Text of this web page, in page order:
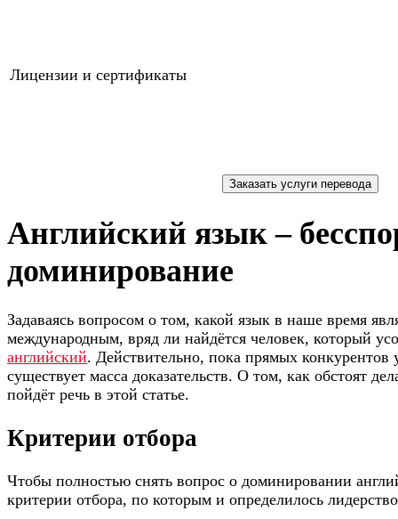
Лицензии и сертификаты
Английский язык –
доминирование
Задаваясь вопросом о том, какой язык в наше время
международным, вряд ли найдётся человек, который
английский. Действительно, пока прямых конкурентов
существует масса доказательств. О том, как обстоят
пойдёт речь в этой статье.
Критерии отбора
Чтобы полностью снять вопрос о доминировании
критерии отбора, по которым и определилось